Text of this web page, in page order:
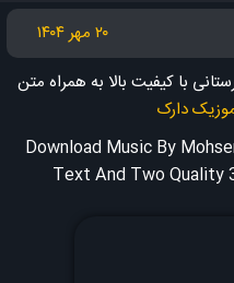
۲۰ مهر ۱۴۰۴
با کیفیت بالا به همراه متن
دارک
Download Music By
Text And Two Quality